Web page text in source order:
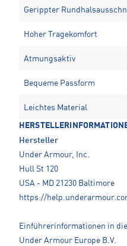
Gerippter
Hoher Tragekomfort
Atmungsaktiv
Bequeme Passform
Leichtes Material
Hersteller
Under Armour, Inc.
Hull St 120
USA - MD 21230 Baltimore
https://
Einführerinformationen in
Under Armour Europe B.V.